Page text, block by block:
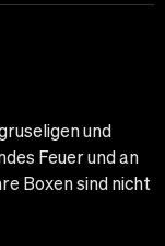
und
Feuer und an
Boxen sind nicht